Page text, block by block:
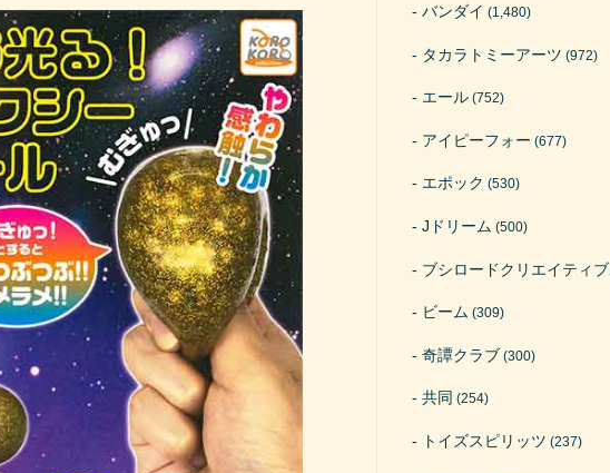
バンダイ (1,480)
タカラトミーアーツ (972)
エール (752)
アイピーフォー (677)
エポック (530)
Jドリーム (500)
ブシロードクリエイティブ
ビーム (309)
奇譚クラブ (300)
共同 (254)
トイズスピリッツ (237)